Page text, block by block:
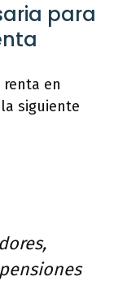
para
en
siguiente